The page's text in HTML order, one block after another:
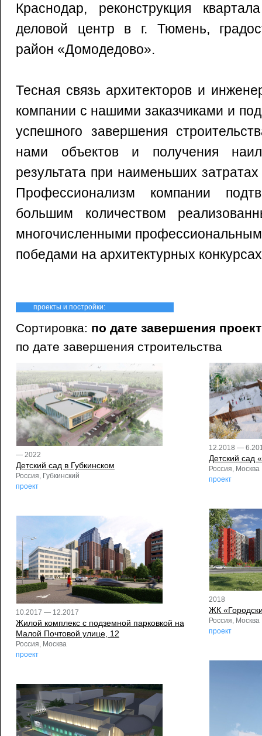
Краснодар, реконструкция
деловой центр в г. Тюмень,
район «Домодедово».
Тесная связь архитекторов и
компании с нашими заказчиками и
успешного завершения
нами объектов и получения
результата при наименьших
Профессионализм компании
большим количеством
многочисленными
победами на архитектурных
проекты и постройки:
Сортировка: по дате завершения
по дате завершения строительства
— 2022
Детский сад в Губкинском
Россия, Губкинский
проект
12.2018 —
Детский сад
Россия, Москва
проект
2018
ЖК
Россия, Москва
проект
10.2017 — 12.2017
Жилой комплекс с подземной парковкой на
Малой Почтовой улице, 12
Россия, Москва
проект